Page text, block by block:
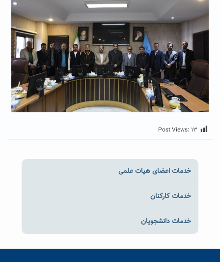
Post Views: ۱۳
خدمات اعضای هیات علمی
خدمات کارکنان
خدمات دانشجویان